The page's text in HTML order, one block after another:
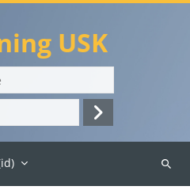
USK
Log
in
Search